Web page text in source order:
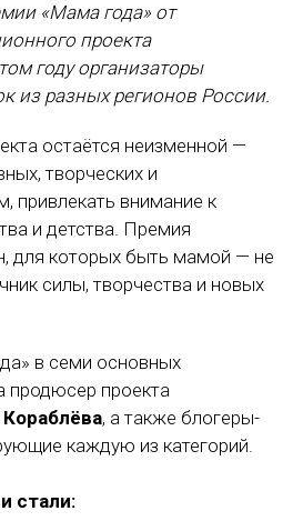
«Мама года» от
проекта
году организаторы
из разных регионов России.
остаётся неизменной —
творческих и
привлекать внимание к
и детства. Премия
для которых быть мамой — не
силы, творчества и новых
в семи основных
продюсер проекта
, а также блогеры-
каждую из категорий.
стали: